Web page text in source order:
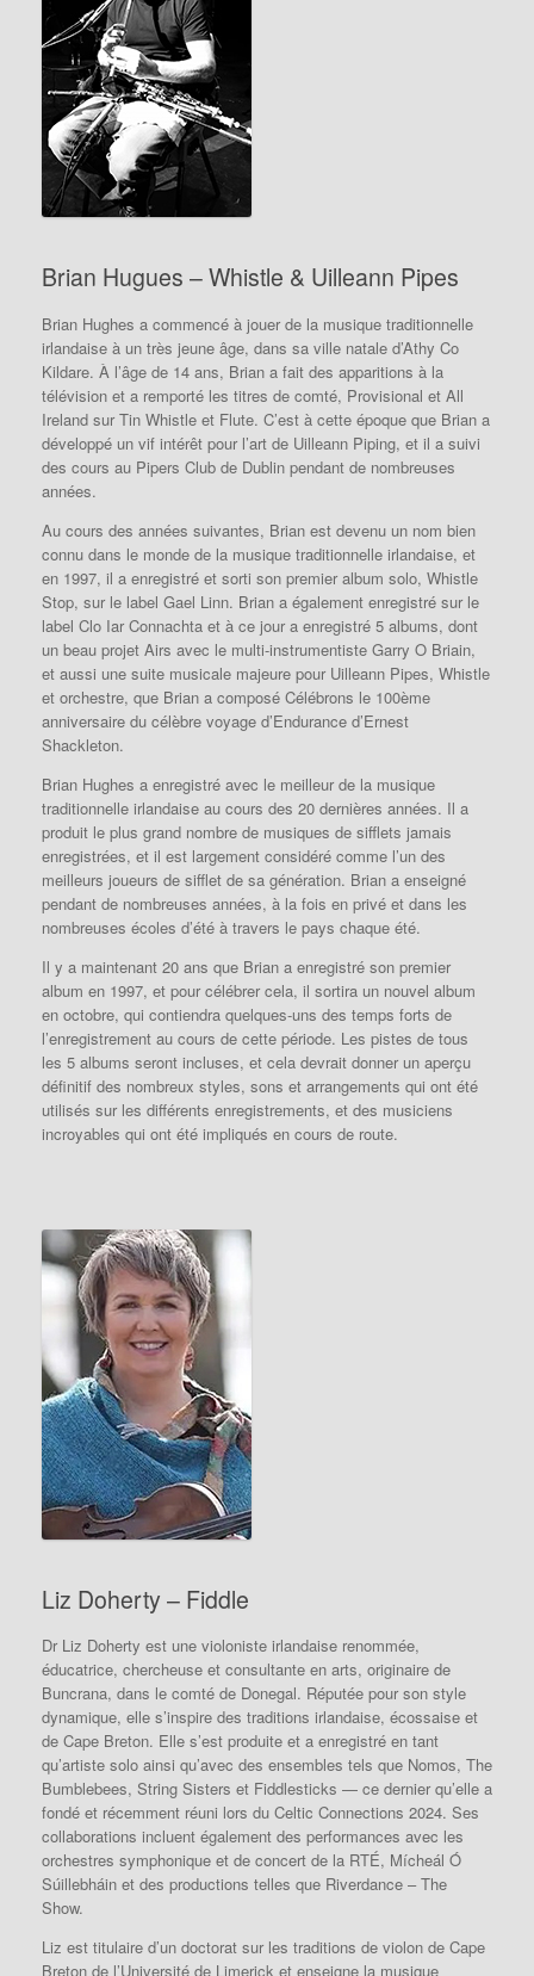
Brian Hugues – Whistle & Uilleann Pipes
Brian Hughes a commencé à jouer de la musique traditionnelle
irlandaise à un très jeune âge, dans sa ville natale d’Athy Co
Kildare. À l’âge de 14 ans, Brian a fait des apparitions à la
télévision et a remporté les titres de comté, Provisional et All
Ireland sur Tin Whistle et Flute. C’est à cette époque que Brian a
développé un vif intérêt pour l’art de Uilleann Piping, et il a suivi
des cours au Pipers Club de Dublin pendant de nombreuses
années.
Au cours des années suivantes, Brian est devenu un nom bien
connu dans le monde de la musique traditionnelle irlandaise, et
en 1997, il a enregistré et sorti son premier album solo, Whistle
Stop, sur le label Gael Linn. Brian a également enregistré sur le
label Clo Iar Connachta et à ce jour a enregistré 5 albums, dont
un beau projet Airs avec le multi-instrumentiste Garry O Briain,
et aussi une suite musicale majeure pour Uilleann Pipes, Whistle
et orchestre, que Brian a composé Célébrons le 100ème
anniversaire du célèbre voyage d’Endurance d’Ernest
Shackleton.
Brian Hughes a enregistré avec le meilleur de la musique
traditionnelle irlandaise au cours des 20 dernières années. Il a
produit le plus grand nombre de musiques de sifflets jamais
enregistrées, et il est largement considéré comme l’un des
meilleurs joueurs de sifflet de sa génération. Brian a enseigné
pendant de nombreuses années, à la fois en privé et dans les
nombreuses écoles d’été à travers le pays chaque été.
Il y a maintenant 20 ans que Brian a enregistré son premier
album en 1997, et pour célébrer cela, il sortira un nouvel album
en octobre, qui contiendra quelques-uns des temps forts de
l’enregistrement au cours de cette période. Les pistes de tous
les 5 albums seront incluses, et cela devrait donner un aperçu
définitif des nombreux styles, sons et arrangements qui ont été
utilisés sur les différents enregistrements, et des musiciens
incroyables qui ont été impliqués en cours de route.
Liz Doherty – Fiddle
Dr Liz Doherty est une violoniste irlandaise renommée,
éducatrice, chercheuse et consultante en arts, originaire de
Buncrana, dans le comté de Donegal. Réputée pour son style
dynamique, elle s’inspire des traditions irlandaise, écossaise et
de Cape Breton. Elle s’est produite et a enregistré en tant
qu’artiste solo ainsi qu’avec des ensembles tels que Nomos, The
Bumblebees, String Sisters et Fiddlesticks — ce dernier qu’elle a
fondé et récemment réuni lors du Celtic Connections 2024. Ses
collaborations incluent également des performances avec les
orchestres symphonique et de concert de la RTÉ, Mícheál Ó
Súillebháin et des productions telles que Riverdance – The
Show.
Liz est titulaire d’un doctorat sur les traditions de violon de Cape
Breton de l’Université de Limerick et enseigne la musique